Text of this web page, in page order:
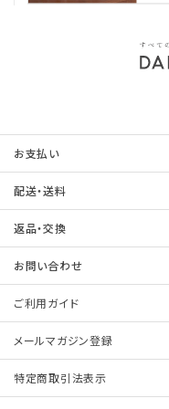
お支払い
配送・送料
返品・交換
お問い合わせ
ご利用ガイド
メールマガジン登録
特定商取引法表示